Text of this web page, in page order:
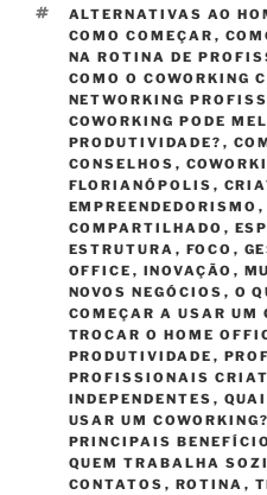
TAGS
ALTERNATIVAS AO
COMO COMEÇAR ,
NA ROTINA DE
COMO O COWORKING
NETWORKING
COWORKING PODE
PRODUTIVIDADE? ,
CONSELHOS ,
FLORIANÓPOLIS ,
EMPREENDEDORISMO ,
COMPARTILHADO ,
ESTRUTURA , FOCO ,
OFFICE , INOVAÇÃO ,
NOVOS NEGÓCIOS , O
COMEÇAR A USAR UM
TROCAR O HOME
PRODUTIVIDADE ,
PROFISSIONAIS
INDEPENDENTES ,
USAR UM COWORKING?
PRINCIPAIS
QUEM TRABALHA
CONTATOS , ROTINA ,